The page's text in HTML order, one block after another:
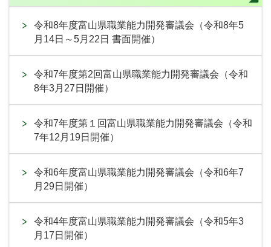
令和8年度富山県職業能力開発審議会（令和8年5
月14日～5月22日 書面開催）
令和7年度第2回富山県職業能力開発審議会（令和
8年3月27日開催）
令和7年度第１回富山県職業能力開発審議会（令和
7年12月19日開催）
令和6年度富山県職業能力開発審議会（令和6年7
月29日開催）
令和4年度富山県職業能力開発審議会（令和5年3
月17日開催）